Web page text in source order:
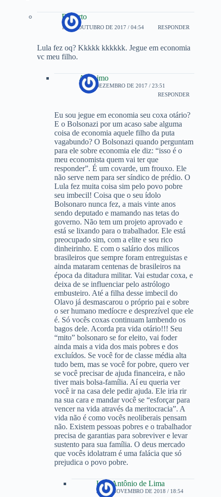
Roberto
13 DE OUTUBRO DE 2017 / 04:54 RESPONDER
Lula fez oq? Kkkkk kkkkkk. Jegue em economia
vc meu filho.
Anônimo
14 DE DEZEMBRO DE 2017 / 23:51
RESPONDER
Eu sou jegue em economia seu coxa otário?
E o Bolsonazi por um acaso sabe alguma
coisa de economia aquele filho da puta
vagabundo? O Bolsonazi quando perguntam
para ele sobre economia ele diz: “isso é o
meu economista quem vai ter que
responder”. É um covarde, um frouxo. Ele
não serve nem para ser síndico de prédio. O
Lula fez muita coisa sim pelo povo pobre
seu imbecil! Coisa que o seu ídolo
Bolsonaro nunca fez, a mais vinte anos
sendo deputado e mamando nas tetas do
governo. Não tem um projeto aprovado e
está se lixando para o trabalhador. Ele está
preocupado sim, com a elite e seu rico
dinheirinho. E com o salário dos milicos
brasileiros que sempre foram entreguistas e
ainda mataram centenas de brasileiros na
época da ditadura militar. Vai estudar coxa, e
deixa de se influenciar pelo astrólogo
embusteiro. Até a filha desse imbecil do
Olavo já desmascarou o próprio pai e sobre
o ser humano medíocre e desprezível que ele
é. Só vocês coxas continuam lambendo os
bagos dele. Acorda pra vida otário!!! Seu
“mito” bolsonaro se for eleito, vai foder
ainda mais a vida dos mais pobres e dos
excluídos. Se você for de classe média alta
tudo bem, mas se você for pobre, quero ver
se você precisar de ajuda financeira, e não
tiver mais bolsa-família. Aí eu queria ver
você ir na casa dele pedir ajuda. Ele iria rir
na sua cara e mandar você se “esforçar para
vencer na vida através da meritocracia”. A
vida não é como vocês neoliberais pensam
não. Existem pessoas pobres e o trabalhador
precisa de garantias para sobreviver e levar
sustento para sua família. O deus mercado
que vocês idolatram é uma falácia que só
prejudica o povo pobre.
Luís Antônio de Lima
27 DE NOVEMBRO DE 2018 / 18:54